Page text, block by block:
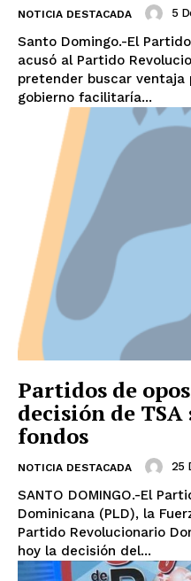
NOTICIA DESTACADA 5
Santo Domingo.-El
acusó al Partido
pretender buscar ventaja
gobierno facilitaría...
Partidos de
decisión de
fondos
NOTICIA DESTACADA 25
SANTO DOMINGO.-El
Dominicana (PLD), la
Partido Revolucionario
hoy la decisión del...